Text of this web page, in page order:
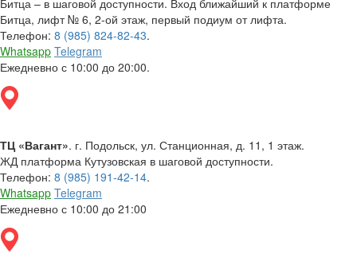
Битца, лифт № 6, 2-ой этаж, первый подиум от лифта.
Телефон: 8 (985) 824-82-43.
Whatsapp Telegram
Ежедневно с 10:00 до 20:00.
ТЦ «Вагант». г. Подольск, ул. Станционная, д. 11, 1 этаж.
ЖД платформа Кутузовская в шаговой доступности.
Телефон: 8 (985) 191-42-14.
Whatsapp Telegram
Ежедневно с 10:00 до 21:00